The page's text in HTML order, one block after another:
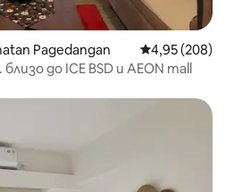
Pagedangan Средна
4,95 (208)
до ICE BSD и AEON mall